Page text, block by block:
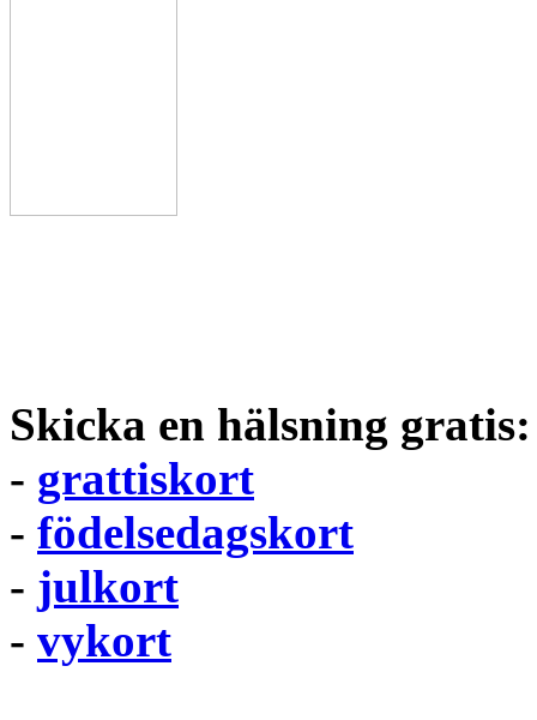
Skicka en hälsning gratis:
- grattiskort
- födelsedagskort
- julkort
- vykort